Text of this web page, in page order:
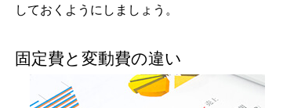
しておくようにしましょう。
固定費と変動費の違い